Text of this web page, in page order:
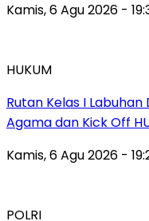
Kamis, 6 Agu 2026 -
HUKUM
Rutan Kelas I
Agama dan Kick Off
Kamis, 6 Agu 2026 -
POLRI